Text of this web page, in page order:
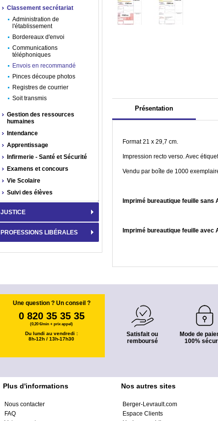
Présentation
Format 21 x 29,7 cm.
Impression recto verso. Avec
Vendu par boîte de 1000
Imprimé bureautique feuille sans
Imprimé bureautique feuille avec
Classement secrétariat
Administration de
l'établissement
Bordereaux d'envoi
Communications
téléphoniques
Envois en recommandé
Pinces découpe photos
Registres de courrier
Soit transmis
Gestion des ressources
humaines
Intendance
Apprentissage
Infirmerie - Santé et Sécurité
Examens et concours
Vie Scolaire
Suivi des élèves
JUSTICE
PROFESSIONS LIBÉRALES
Une question ? Un conseil ?
0 820 35 35 35
(0,20 €/min + prix appel)
Du lundi au vendredi :
8h-12h / 13h-17h30
Satisfait ou
remboursé
Mode de
100%
Plus d'informations
Nous contacter
FAQ
Nos autres sites
Berger-Levrault.com
Espace Clients